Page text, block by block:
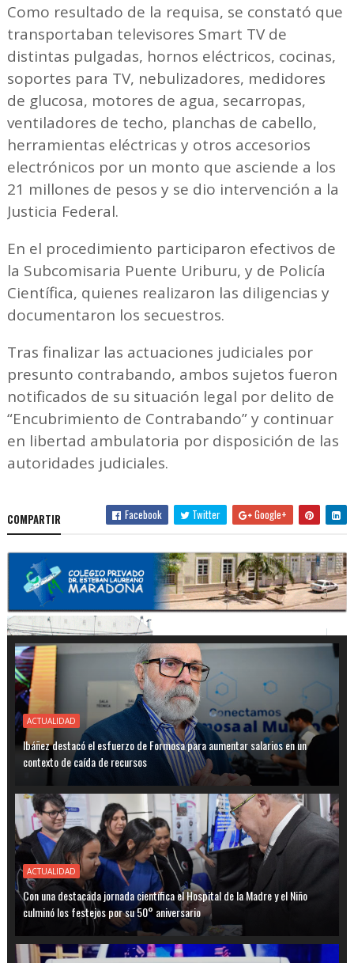
Como resultado de la requisa, se constató que
transportaban televisores Smart TV de
distintas pulgadas, hornos eléctricos, cocinas,
soportes para TV, nebulizadores, medidores
de glucosa, motores de agua, secarropas,
ventiladores de techo, planchas de cabello,
herramientas eléctricas y otros accesorios
electrónicos por un monto que asciende a los
21 millones de pesos y se dio intervención a la
Justicia Federal.
En el procedimiento participaron efectivos de
la Subcomisaria Puente Uriburu, y de Policía
Científica, quienes realizaron las diligencias y
documentaron los secuestros.
Tras finalizar las actuaciones judiciales por
presunto contrabando, ambos sujetos fueron
notificados de su situación legal por delito de
“Encubrimiento de Contrabando” y continuar
en libertad ambulatoria por disposición de las
autoridades judiciales.
COMPARTIR Facebook Twitter Google+
ACTUALIDAD
Ibáñez destacó el esfuerzo de Formosa para aumentar salarios en un
contexto de caída de recursos
ACTUALIDAD
Con una destacada jornada científica el Hospital de la Madre y el Niño
culminó los festejos por su 50° aniversario